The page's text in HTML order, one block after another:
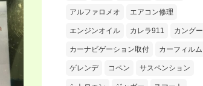
アルファロメオ エアコン修理
エンジンオイル カレラ911 カングー
カーナビゲーション取付 カーフィルム
ゲレンデ コペン サスペンション